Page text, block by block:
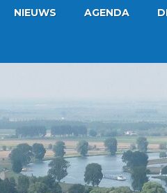
NIEUWS AGENDA